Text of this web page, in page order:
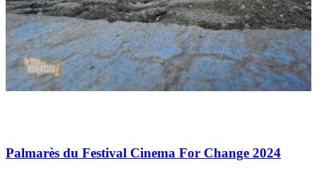
Palmarès du Festival Cinema For Change 2024